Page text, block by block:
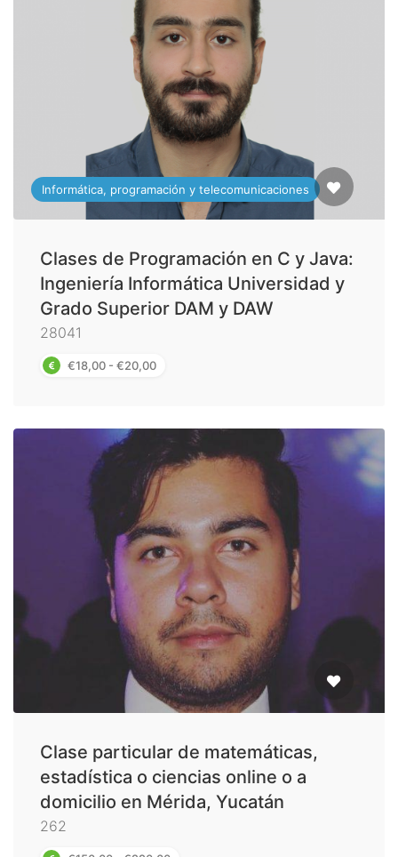
Informática, programación y telecomunicaciones
Clases de Programación en C y Java:
Ingeniería Informática Universidad y
Grado Superior DAM y DAW
28041
€18,00 - €20,00
Clase particular de matemáticas,
estadística o ciencias online o a
domicilio en Mérida, Yucatán
262